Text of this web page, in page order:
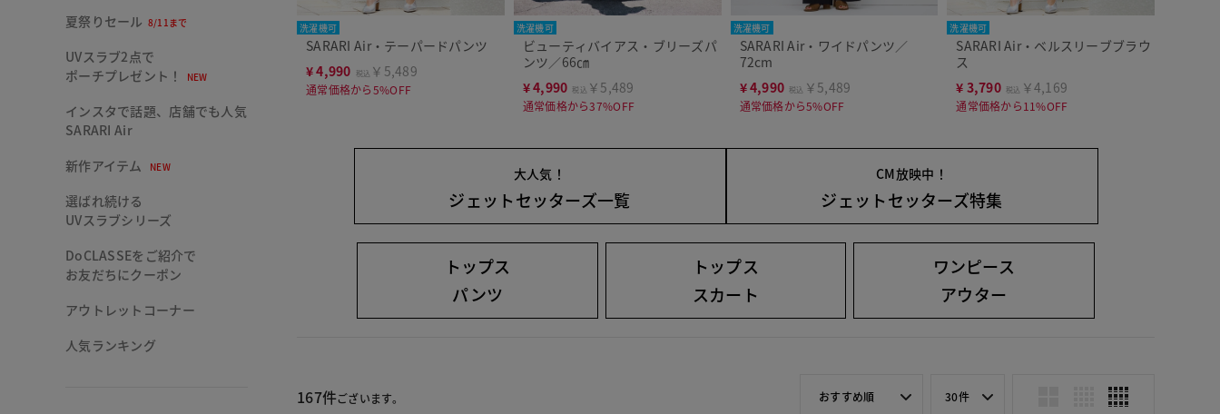
夏祭りセール 8/11まで
UVスラブ2点で
ポーチプレゼント！
NEW
インスタで話題、店舗でも人気
SARARI Air
新作アイテム
NEW
選ばれ続ける
UVスラブシリーズ
DoCLASSEをご紹介で
お友だちにクーポン
アウトレットコーナー
人気ランキング
洗濯機可
SARARI Air・テーパードパンツ
¥4,990 税込 ￥5,489
通常価格から5%OFF
洗濯機可
ビューティバイアス・ブリーズパ
ンツ／66㎝
¥4,990 税込 ￥5,489
通常価格から37%OFF
洗濯機可
SARARI Air・ワイドパンツ／
72cm
¥4,990 税込 ￥5,489
通常価格から5%OFF
洗濯機可
SARARI Air・ベルスリーブブラウ
ス
¥ 3,790 税込 ￥4,169
通常価格から11%OFF
大人気！
ジェットセッターズ一覧
CM放映中！
ジェットセッターズ特集
トップス
パンツ
トップス
スカート
ワンピース
アウター
167件ございます。 おすすめ順 30件